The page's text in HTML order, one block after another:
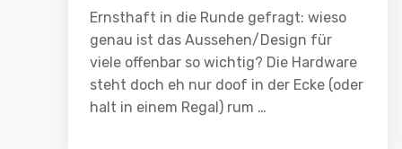
Ernsthaft in die Runde gefragt: wieso
genau ist das Aussehen/Design für
viele offenbar so wichtig? Die Hardware
steht doch eh nur doof in der Ecke (oder
halt in einem Regal) rum …